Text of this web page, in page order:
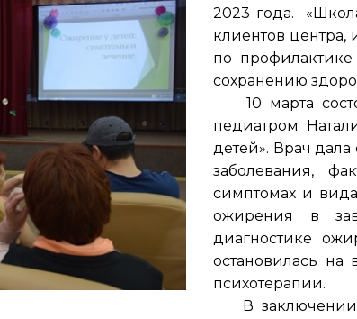
2023 года.
клиентов
по
сохранению
10 марта
педиатром
детей». Врач
заболевания,
симптомах и
ожирения в
диагностике
остановилась на
психотерапии.
В заключении